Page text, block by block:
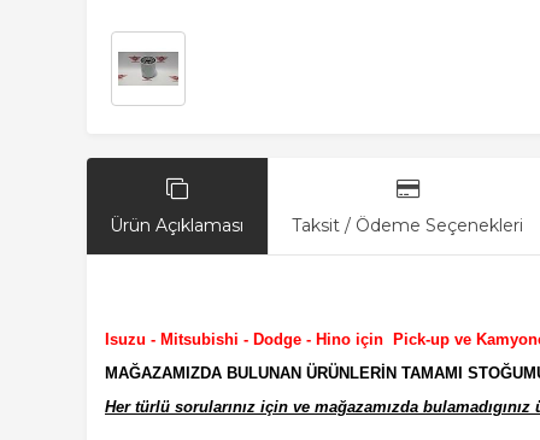
Ürün Açıklaması Taksit / Ödeme Seçenekleri
Isuzu - Mitsubishi - Dodge - Hino için Pick-up ve
MAĞAZAMIZDA BULUNAN ÜRÜNLERİN TAMAMI
Her türlü sorularınız için ve mağazamızda